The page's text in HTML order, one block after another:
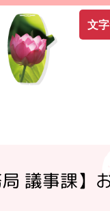
文
議事課】